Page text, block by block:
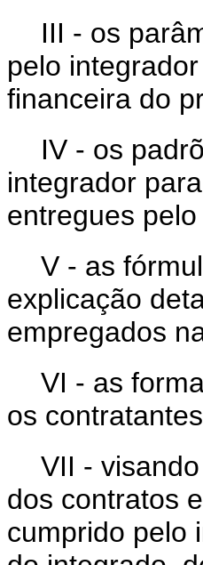
III - os
pelo
financeira do
IV - os
integrador
entregues
V - as
explicação
empregados
VI - as
os
VII -
dos contratos
cumprido pelo